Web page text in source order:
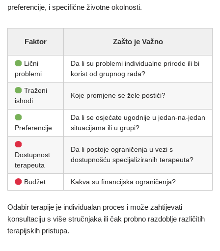
preferencije, i specifične životne okolnosti.
Faktor Zašto je Važno
Lični
problemi
Da li su problemi individualne prirode ili bi
korist od grupnog rada?
Traženi
ishodi
Koje promjene se žele postići?
Preferencije
Da li se osjećate ugodnije u jedan-na-jedan
situacijama ili u grupi?
Dostupnost
terapeuta
Da li postoje ograničenja u vezi s
dostupnošću specijaliziranih terapeuta?
Budžet Kakva su financijska ograničenja?
Odabir terapije je individualan proces i može zahtijevati
konsultaciju s više stručnjaka ili čak probno razdoblje različitih
terapijskih pristupa.